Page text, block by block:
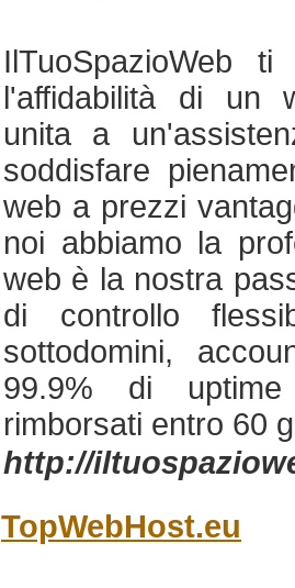
IlTuoSpazioWeb
l'affidabilità di un
unita a
soddisfare
web a prezzi
noi abbiamo la
web è la nostra
di controllo
sottodomini,
99.9% di
rimborsati entro 60
http://
TopWebHost.eu